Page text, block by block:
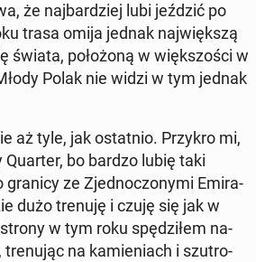
że naj­bar­dziej lubi jeździć po
trasa omija jednak naj­więk­szą
świata, po­ło­żo­ną w więk­szo­ści w
Polak nie widzi w tym jednak
aż tyle, jak ostat­nio. Przykro mi,
bo bardzo lubię taki
granicy ze Zjed­no­czo­ny­mi Emi­ra­
dużo trenuję i czuję się jak w
w tym roku spę­dzi­łem na­
tre­nu­jąc na ka­mie­niach i szu­tro­